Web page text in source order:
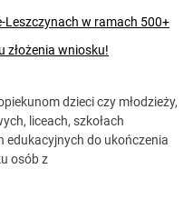
Leszczynach w ramach 500+
złożenia wniosku!
dzieci czy młodzieży,
liceach, szkołach
edukacyjnych do ukończenia
osób z